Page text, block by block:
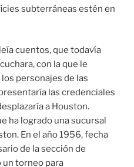
subterráneas estén en
cuentos, que todavía
con la que le
personajes de las
las credenciales
a Houston.
ha logrado una sucursal
En el año 1956, fecha
de la sección de
un torneo para